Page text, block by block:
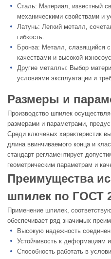
Сталь: Материал, известный
механическими свойствами и
Латунь: Легкий металл,
гибкость.
Бронза: Металл, славящийся
качествами и высокой
Другие металлы: Выбор
условиями эксплуатации и
Размеры и
Производство шпилек
размерами и параметрами,
Среди ключевых характеристик
длина ввинчиваемого конца и
стандарт регламентирует
геометрическим параметрам и
Преимущества
шпилек по ГОСТ
Применение шпилек,
обеспечивает ряд значимых
Высокую надежность
Устойчивость к деформациям и
Способность работать в